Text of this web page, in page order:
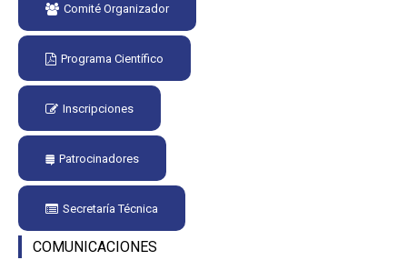
Comité Organizador
Programa Científico
Inscripciones
Patrocinadores
Secretaría Técnica
COMUNICACIONES